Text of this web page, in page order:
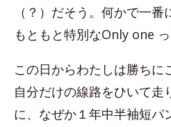
（？）だそう。何かで一
もともと特別なOnly one っ
この日からわたしは勝ちに
自分だけの線路をひいて走
に、なぜか１年中半袖短パ